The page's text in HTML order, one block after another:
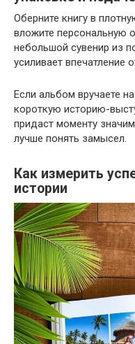
Оберните книгу в
вложите персональную
небольшой сувенир из
усиливает впечатление
Если альбом вручаете
короткую историю-
придаст моменту
лучше понять замысел.
Как измерить
истории